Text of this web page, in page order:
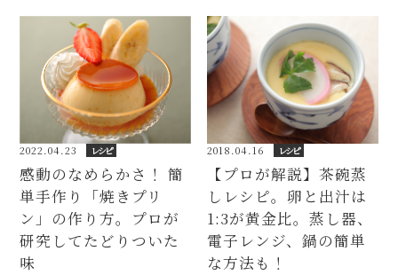
2022.04.23 レシピ
感動のなめらかさ！ 簡
単手作り「焼きプリ
ン」の作り方。プロが
研究してたどりついた
味
2018.04.16 レシピ
【プロが解説】茶碗蒸
しレシピ。卵と出汁は
1:3が黄金比。蒸し器、
電子レンジ、鍋の簡単
な方法も！